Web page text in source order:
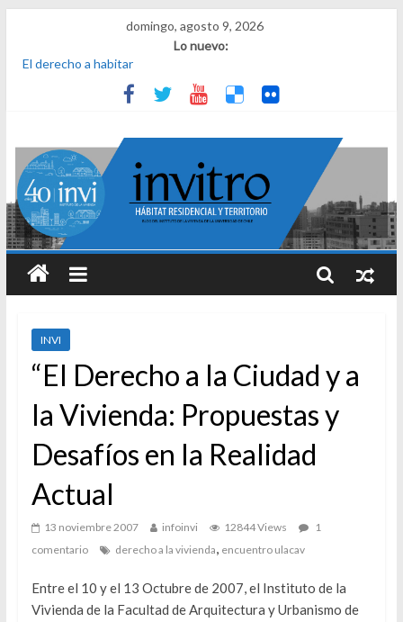
domingo, agosto 9, 2026
Lo nuevo:
El derecho a habitar
Receta para viajar al pasado
¿Qué es el habitar? Sesión 1 de ciclo de conversatorios 40 años
INVI
INVI
“El Derecho a la Ciudad y a
la Vivienda: Propuestas y
Desafíos en la Realidad
Actual
13 noviembre 2007 infoinvi 12844 Views
1
comentario
derecho a la vivienda, encuentro ulacav
Entre el 10 y el 13 Octubre de 2007, el Instituto de la
Vivienda de la Facultad de Arquitectura y Urbanismo de